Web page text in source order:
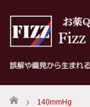
ホーム 140mmHg